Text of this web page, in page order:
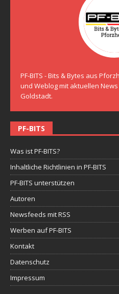
PF-BITS - Bits & Bytes aus
und Weblog mit aktuellen
Goldstadt.
PF-BITS
Was ist PF-BITS?
Inhaltliche Richtlinien in PF-BITS
PF-BITS unterstützen
Autoren
Newsfeeds mit RSS
Werben auf PF-BITS
Kontakt
Datenschutz
Impressum